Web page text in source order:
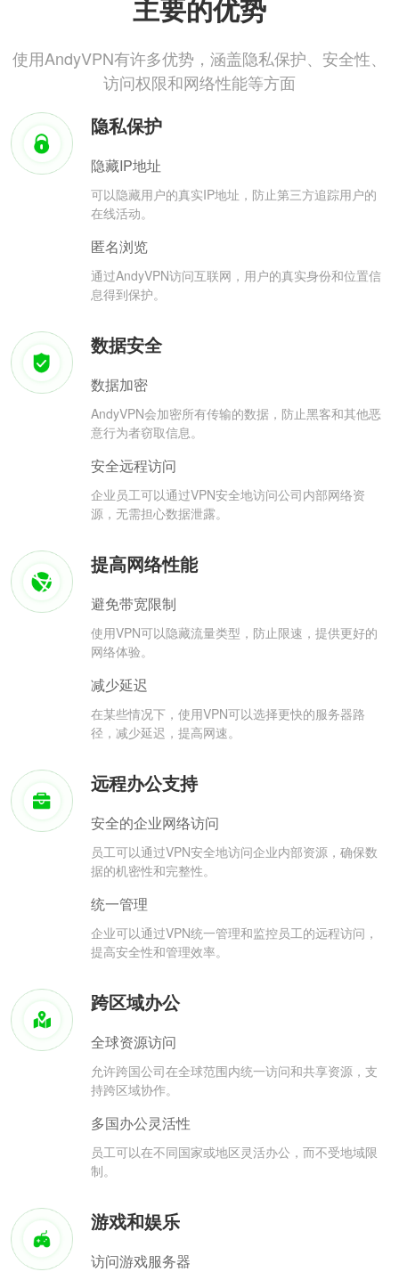
主要的优势
使用AndyVPN有许多优势，涵盖隐私保护、安全性、
访问权限和网络性能等方面
隐私保护
隐藏IP地址
可以隐藏用户的真实IP地址，防止第三方追踪用户的
在线活动。
匿名浏览
通过AndyVPN访问互联网，用户的真实身份和位置信
息得到保护。
数据安全
数据加密
AndyVPN会加密所有传输的数据，防止黑客和其他恶
意行为者窃取信息。
安全远程访问
企业员工可以通过VPN安全地访问公司内部网络资
源，无需担心数据泄露。
提高网络性能
避免带宽限制
使用VPN可以隐藏流量类型，防止限速，提供更好的
网络体验。
减少延迟
在某些情况下，使用VPN可以选择更快的服务器路
径，减少延迟，提高网速。
远程办公支持
安全的企业网络访问
员工可以通过VPN安全地访问企业内部资源，确保数
据的机密性和完整性。
统一管理
企业可以通过VPN统一管理和监控员工的远程访问，
提高安全性和管理效率。
跨区域办公
全球资源访问
允许跨国公司在全球范围内统一访问和共享资源，支
持跨区域协作。
多国办公灵活性
员工可以在不同国家或地区灵活办公，而不受地域限
制。
游戏和娱乐
访问游戏服务器